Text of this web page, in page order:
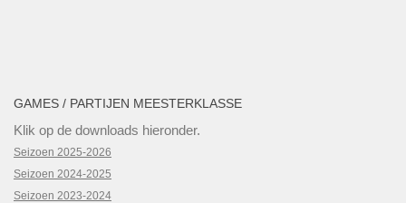
GAMES / PARTIJEN MEESTERKLASSE
Klik op de downloads hieronder.
Seizoen 2025-2026
Seizoen 2024-2025
Seizoen 2023-2024